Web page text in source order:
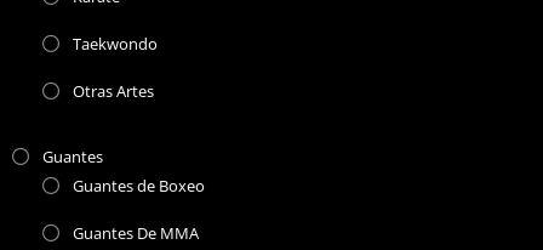
Taekwondo
Otras Artes
Guantes
Guantes de Boxeo
Guantes De MMA